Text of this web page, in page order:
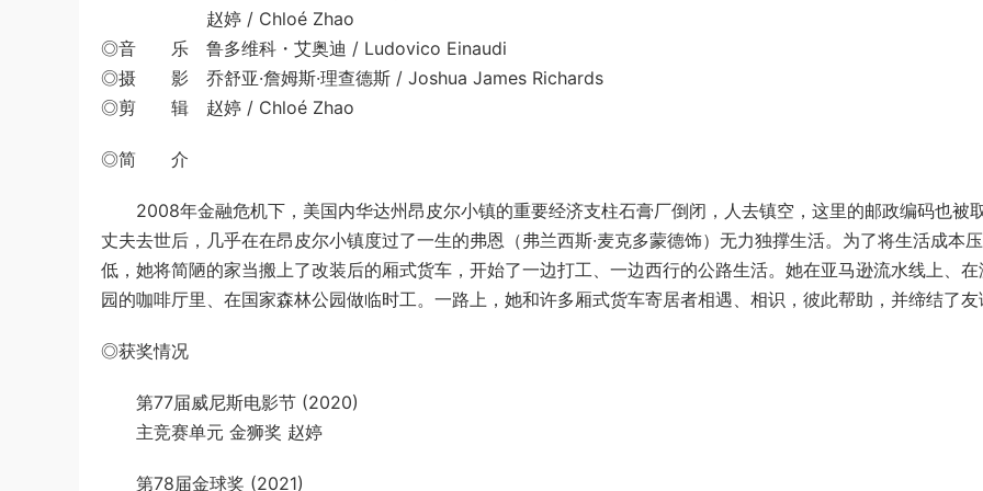
赵婷 / Chloé Zhao
◎音 乐 鲁多维科・艾奥迪 / Ludovico Einaudi
◎摄 影 乔舒亚·詹姆斯·理查德斯 / Joshua James Richards
◎剪 辑 赵婷 / Chloé Zhao
◎简 介
2008年金融危机下，美国内华达州昂皮尔小镇的重要经济支柱石膏厂倒闭，人去镇空，这里的邮政编码也被取
丈夫去世后，几乎在在昂皮尔小镇度过了一生的弗恩（弗兰西斯·麦克多蒙德饰）无力独撑生活。为了将生活成本
低，她将简陋的家当搬上了改装后的厢式货车，开始了一边打工、一边西行的公路生活。她在亚马逊流水线上、在
园的咖啡厅里、在国家森林公园做临时工。一路上，她和许多厢式货车寄居者相遇、相识，彼此帮助，并缔结了友
◎获奖情况
第77届威尼斯电影节 (2020)
主竞赛单元 金狮奖 赵婷
第78届金球奖 (2021)